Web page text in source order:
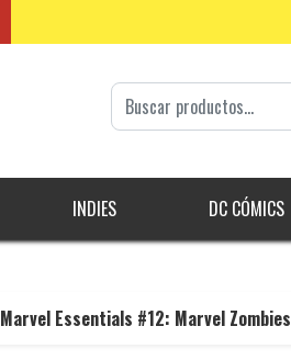
INDIES DC CÓMICS
Marvel Essentials #12: Marvel Zombies